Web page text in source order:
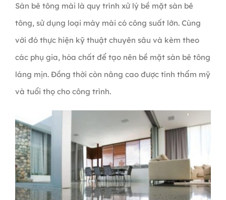
Sàn bê tông mài là quy trình xử lý bề mặt sàn bê
tông, sử dụng loại máy mài có công suất lớn. Cùng
với đó thực hiện kỹ thuật chuyên sâu và kèm theo
các phụ gia, hóa chất để tạo nên bề mặt sàn bê tông
láng mịn. Đồng thời còn nâng cao được tính thẩm mỹ
và tuổi thọ cho công trình.